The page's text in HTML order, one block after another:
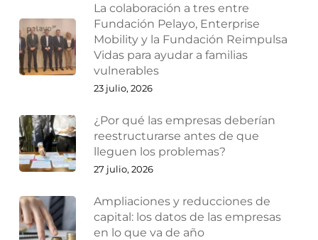
La colaboración a tres entre
Fundación Pelayo, Enterprise
Mobility y la Fundación Reimpulsa
Vidas para ayudar a familias
vulnerables
23 julio, 2026
¿Por qué las empresas deberían
reestructurarse antes de que
lleguen los problemas?
27 julio, 2026
Ampliaciones y reducciones de
capital: los datos de las empresas
en lo que va de año